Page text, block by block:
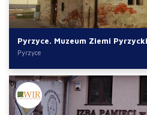
Pyrzyce. Muzeum Ziemi
Pyrzyce